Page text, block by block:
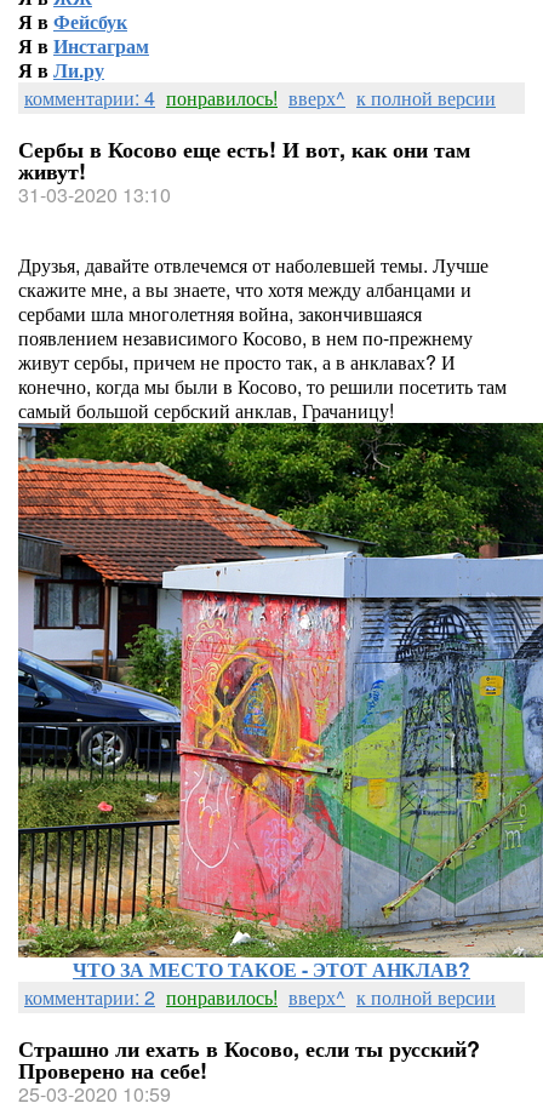
Я вФейсбук
Я вИнстаграм
Я вЛи.ру
комментарии: 4 понравилось! вверх^ к полной версии
Сербы в Косово еще есть! И вот, как они там
живут!
31-03-2020 13:10
Друзья, давайте отвлечемся от наболевшей темы. Лучше
скажите мне, а вы знаете, что хотя между албанцами и
сербами шла многолетняя война, закончившаяся
появлением независимого Косово, в нем по-прежнему
живут сербы, причем не просто так, а в анклавах? И
конечно, когда мы были в Косово, то решили посетить там
самый большой сербский анклав, Грачаницу!
ЧТО ЗА МЕСТО ТАКОЕ - ЭТОТ АНКЛАВ?
комментарии: 2 понравилось! вверх^ к полной версии
Страшно ли ехать в Косово, если ты русский?
Проверено на себе!
25-03-2020 10:59